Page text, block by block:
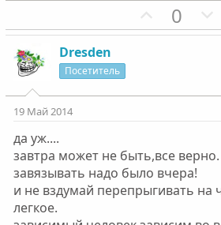
П
о
т
н
ы
й
г
0
ы
Dresden
Посетитель
19 Май 2014
да уж....
завтра может не быть,все верно.
завязывать надо было вчера!
и не вздумай перепрыгивать на
легкое.